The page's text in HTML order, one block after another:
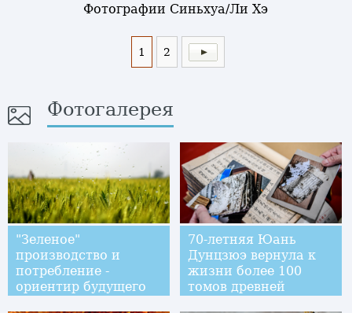
Фотографии Синьхуа/Ли Хэ
1 2
Фотогалерея
"Зеленое"
производство и
потребление -
ориентир будущего
70-летняя Юань
Дунцзюэ вернула к
жизни более 100
томов древней